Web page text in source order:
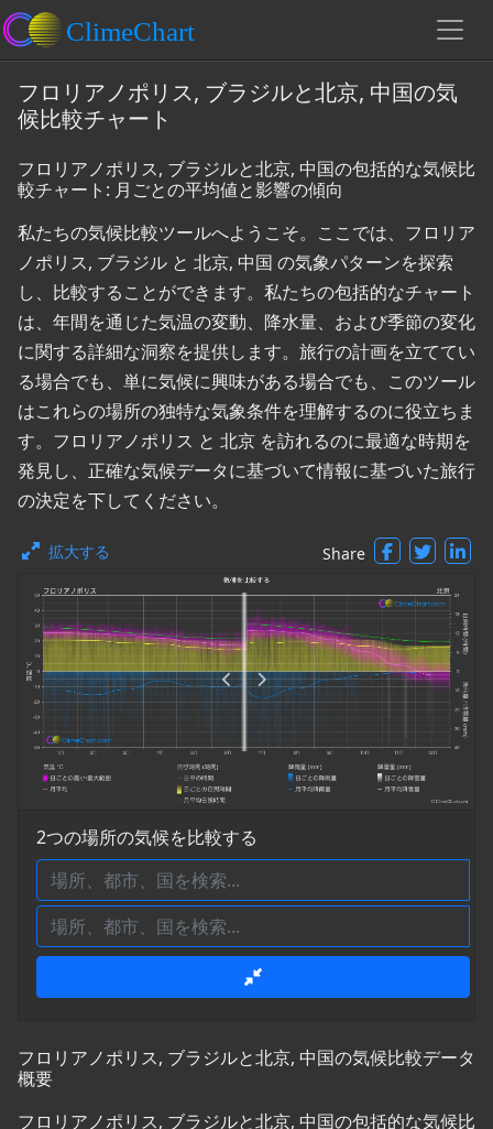
フロリアノポリス, ブラジルと北京, 中国の気
候比較チャート
フロリアノポリス, ブラジルと北京, 中国の包括的な気候比
較チャート: 月ごとの平均値と影響の傾向
私たちの気候比較ツールへようこそ。ここでは、フロリア
ノポリス, ブラジル と 北京, 中国 の気象パターンを探索
し、比較することができます。私たちの包括的なチャート
は、年間を通じた気温の変動、降水量、および季節の変化
に関する詳細な洞察を提供します。旅行の計画を立ててい
る場合でも、単に気候に興味がある場合でも、このツール
はこれらの場所の独特な気象条件を理解するのに役立ちま
す。フロリアノポリス と 北京 を訪れるのに最適な時期を
発見し、正確な気候データに基づいて情報に基づいた旅行
の決定を下してください。
拡大する Share
2つの場所の気候を比較する
フロリアノポリス, ブラジルと北京, 中国の気候比較データ
概要
フロリアノポリス, ブラジルと北京, 中国の包括的な気候比